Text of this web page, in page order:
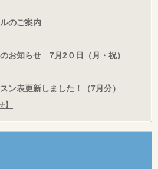
のご案内
お知らせ 7月2０日（月・祝）
ン表更新しました！（7月分）